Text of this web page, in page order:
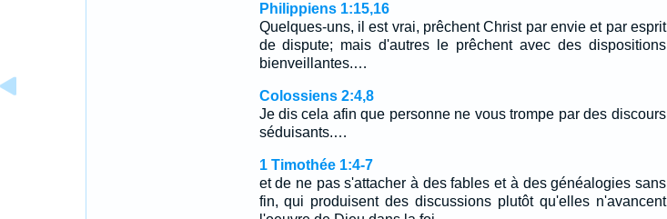
Philippiens 1:15,16
Quelques-uns, il est vrai, prêchent Christ par envie et par esprit
de dispute; mais d'autres le prêchent avec des dispositions
bienveillantes.…
Colossiens 2:4,8
Je dis cela afin que personne ne vous trompe par des discours
séduisants.…
1 Timothée 1:4-7
et de ne pas s'attacher à des fables et à des généalogies sans
fin, qui produisent des discussions plutôt qu'elles n'avancent